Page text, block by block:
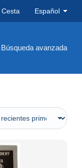
Cesta Español
Búsqueda avanzada